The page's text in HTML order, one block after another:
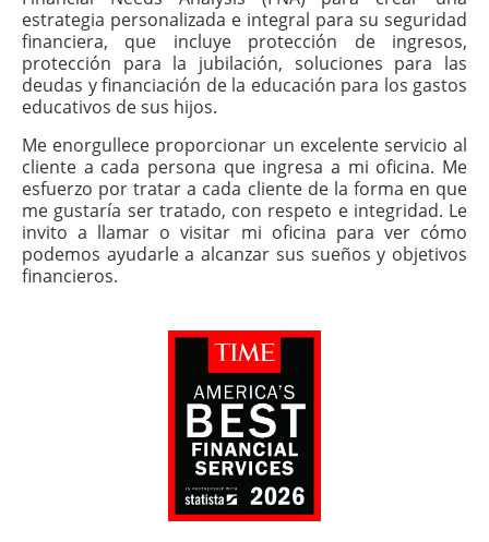
estrategia personalizada e integral para su seguridad
financiera, que incluye protección de ingresos,
protección para la jubilación, soluciones para las
deudas y financiación de la educación para los gastos
educativos de sus hijos.
Me enorgullece proporcionar un excelente servicio al
cliente a cada persona que ingresa a mi oficina. Me
esfuerzo por tratar a cada cliente de la forma en que
me gustaría ser tratado, con respeto e integridad. Le
invito a llamar o visitar mi oficina para ver cómo
podemos ayudarle a alcanzar sus sueños y objetivos
financieros.